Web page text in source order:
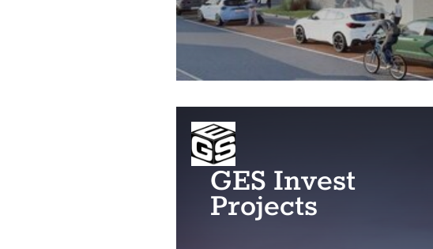
GES Invest
Projects